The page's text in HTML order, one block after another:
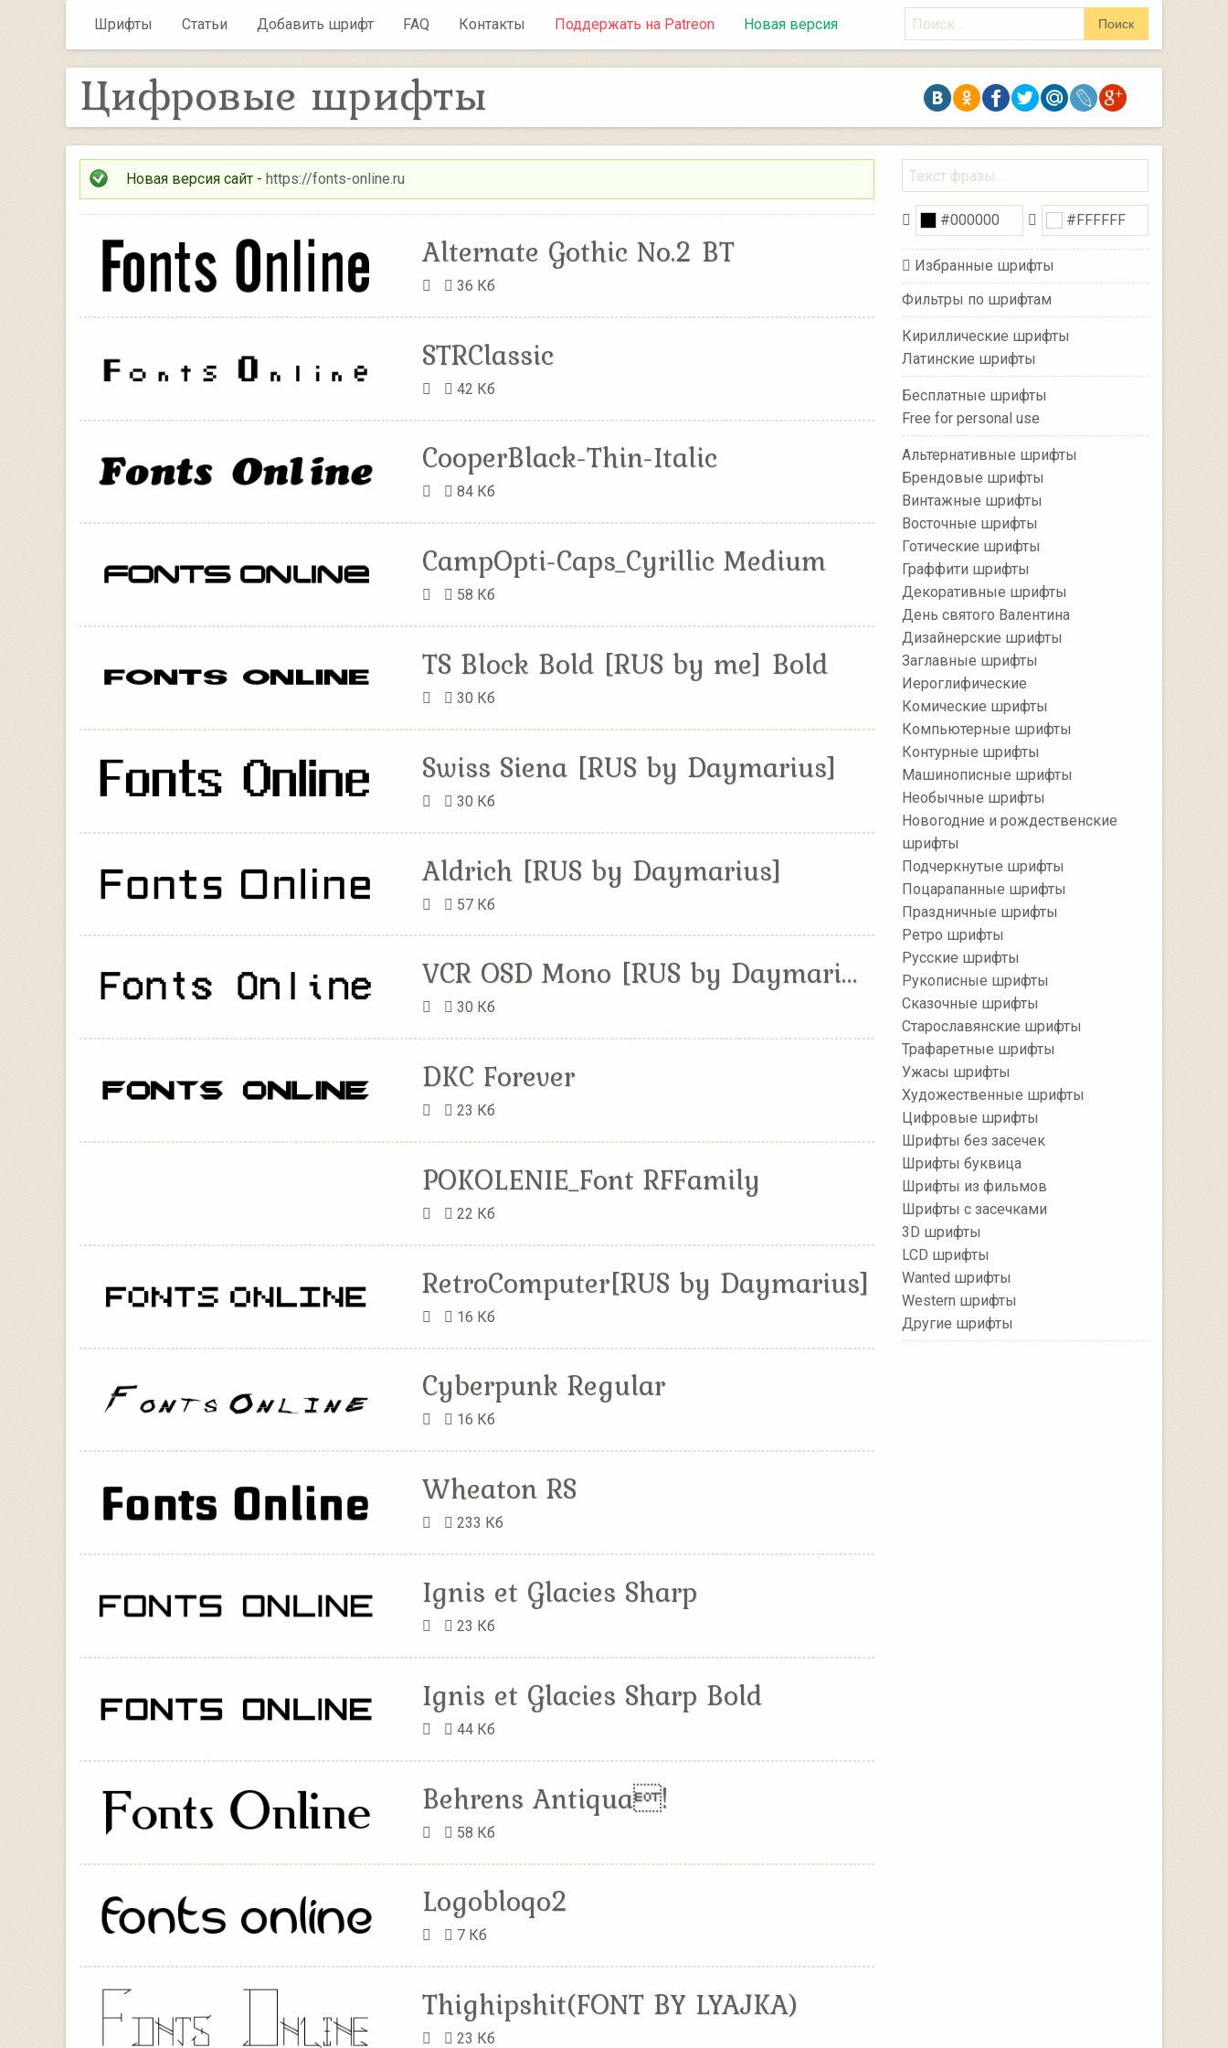
Шрифты Статьи Добавить шрифт FAQ Контакты Поддержать на Patreon Новая версия Поиск Поиск
Цифровые шрифты
Новая версия сайт - https://fonts-online.ru
Alternate Gothic No.2 BT
36 Кб
STRClassic
42 Кб
CooperBlack-Thin-Italic
84 Кб
CampOpti-Caps_Cyrillic Medium
58 Кб
TS Block Bold [RUS by me] Bold
30 Кб
Swiss Siena [RUS by Daymarius]
30 Кб
Aldrich [RUS by Daymarius]
57 Кб
VCR OSD Mono [RUS by Daymarius]
30 Кб
DKC Forever
23 Кб
POKOLENIE_Font RFFamily
22 Кб
RetroComputer[RUS by Daymarius]
16 Кб
Cyberpunk Regular
16 Кб
Wheaton RS
233 Кб
Ignis et Glacies Sharp
23 Кб
Ignis et Glacies Sharp Bold
44 Кб
Behrens Antiqua!
58 Кб
Logobloqo2
7 Кб
Thighipshit(FONT BY LYAJKA)
23 Кб
Избранные шрифты
Фильтры по шрифтам
Кириллические шрифты
Латинские шрифты
Бесплатные шрифты
Free for personal use
Альтернативные шрифты
Брендовые шрифты
Винтажные шрифты
Восточные шрифты
Готические шрифты
Граффити шрифты
Декоративные шрифты
День святого Валентина
Дизайнерские шрифты
Заглавные шрифты
Иероглифические
Комические шрифты
Компьютерные шрифты
Контурные шрифты
Машинописные шрифты
Необычные шрифты
Новогодние и рождественские
шрифты
Подчеркнутые шрифты
Поцарапанные шрифты
Праздничные шрифты
Ретро шрифты
Русские шрифты
Рукописные шрифты
Сказочные шрифты
Старославянские шрифты
Трафаретные шрифты
Ужасы шрифты
Художественные шрифты
Цифровые шрифты
Шрифты без засечек
Шрифты буквица
Шрифты из фильмов
Шрифты с засечками
3D шрифты
LCD шрифты
Wanted шрифты
Western шрифты
Другие шрифты